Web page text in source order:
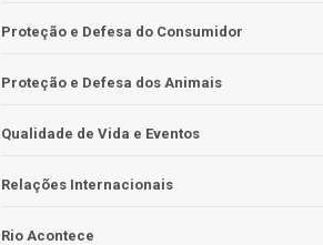
Proteção e Defesa do Consumidor
Proteção e Defesa dos Animais
Qualidade de Vida e Eventos
Relações Internacionais
Rio Acontece